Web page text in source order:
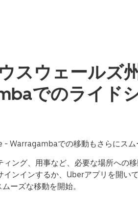
スウェールズ
でのライド
Warragambaでの移動もさらにスム
ィング、用事など、必要な場所への
インインするか、Uberアプリを開い
ーズな移動を開始。